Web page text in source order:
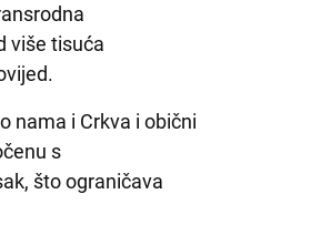
više tisuća
nama i Crkva i obični
s
što ograničava